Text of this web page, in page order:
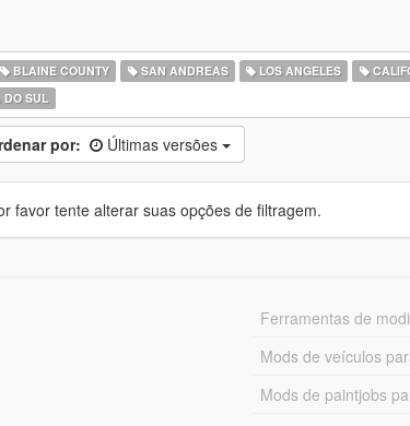
BLAINE COUNTY SAN ANDREAS LOS ANGELES
SUL
por: Últimas versões
favor tente alterar suas opções de filtragem.
Ferramentas de
Mods de veículos
Mods de paintjobs